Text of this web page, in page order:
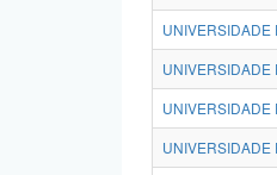
UNIVERSIDADE
UNIVERSIDADE
UNIVERSIDADE
UNIVERSIDADE